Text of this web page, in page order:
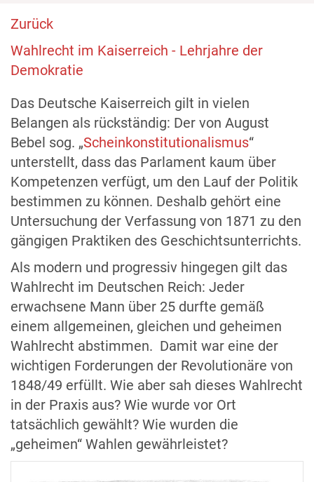
Zurück
Wahlrecht im Kaiserreich - Lehrjahre der
Demokratie
Das Deutsche Kaiserreich gilt in vielen
Belangen als rückständig: Der von August
Bebel sog. „Scheinkonstitutionalismus“
unterstellt, dass das Parlament kaum über
Kompetenzen verfügt, um den Lauf der Politik
bestimmen zu können. Deshalb gehört eine
Untersuchung der Verfassung von 1871 zu den
gängigen Praktiken des Geschichtsunterrichts.
Als modern und progressiv hingegen gilt das
Wahlrecht im Deutschen Reich: Jeder
erwachsene Mann über 25 durfte gemäß
einem allgemeinen, gleichen und geheimen
Wahlrecht abstimmen. Damit war eine der
wichtigen Forderungen der Revolutionäre von
1848/49 erfüllt. Wie aber sah dieses Wahlrecht
in der Praxis aus? Wie wurde vor Ort
tatsächlich gewählt? Wie wurden die
„geheimen“ Wahlen gewährleistet?